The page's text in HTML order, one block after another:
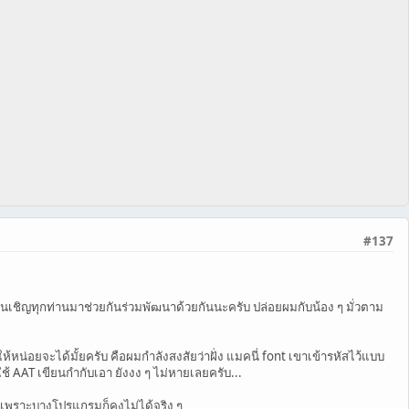
#137
เชิญทุกท่านมาช่วยกันร่วมพัฒนาด้วยกันนะครับ ปล่อยผมกับน้อง ๆ มั่วตาม
น่อยจะได้มั้ยครับ คือผมกำลังสงสัยว่าฝั่ง แมคนี่ font เขาเข้ารหัสไว้แบบ
เขียนกำกับเอา ยังงง ๆ ไม่หายเลยครับ...
ราะบางโปรแกรมก็คงไม่ได้จริง ๆ